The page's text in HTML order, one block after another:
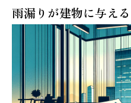
雨漏りが建物に与え